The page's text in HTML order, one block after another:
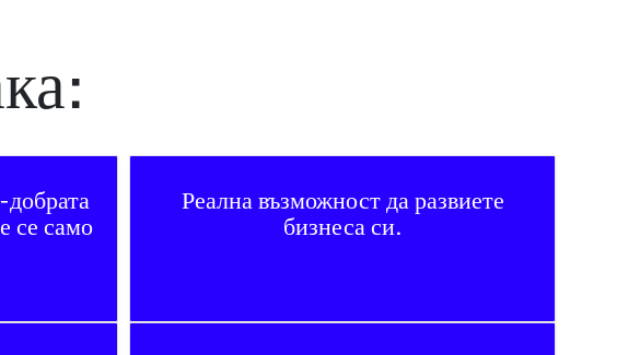
се само
Реална възможност да развиете
бизнеса си.